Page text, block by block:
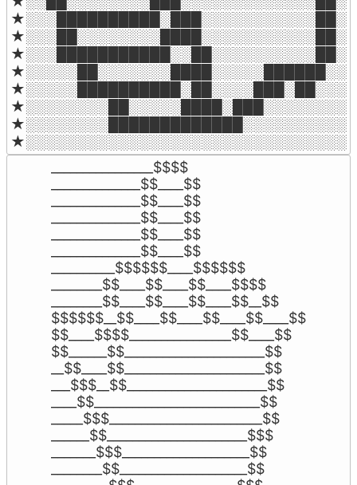
________________$$$$
______________$$____$$
______________$$____$$
______________$$____$$
______________$$____$$
______________$$____$$
__________$$$$$$____$$$$$$
________$$____$$____$$____$$$$
________$$____$$____$$____$$__$$
$$$$$$__$$____$$____$$____$$____$$
$$____$$$$________________$$____$$
$$______$$______________________$$
__$$____$$______________________$$
___$$$__$$______________________$$
____$$__________________________$$
_____$$$________________________$$
______$$______________________$$$
_______$$$____________________$$
________$$____________________$$